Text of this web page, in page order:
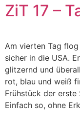
ZiT 17 –
Am vierten Tag
sicher in die USA.
glitzernd und
rot, blau und weiß
Frühstück der
Einfach so, ohne